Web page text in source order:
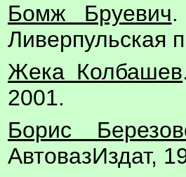
Бомж Бруевич
Ливерпульская
Жека Колбашев
2001.
Борис
АвтовазИздат,